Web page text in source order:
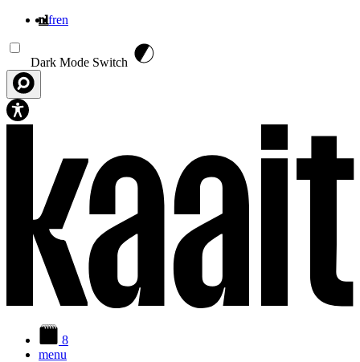
nlfren
Dark Mode Switch
8
menu